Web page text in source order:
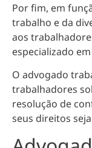
Por fim, em
trabalho e da
aos
especializado
O advogado
trabalhadores
resolução de
seus direitos